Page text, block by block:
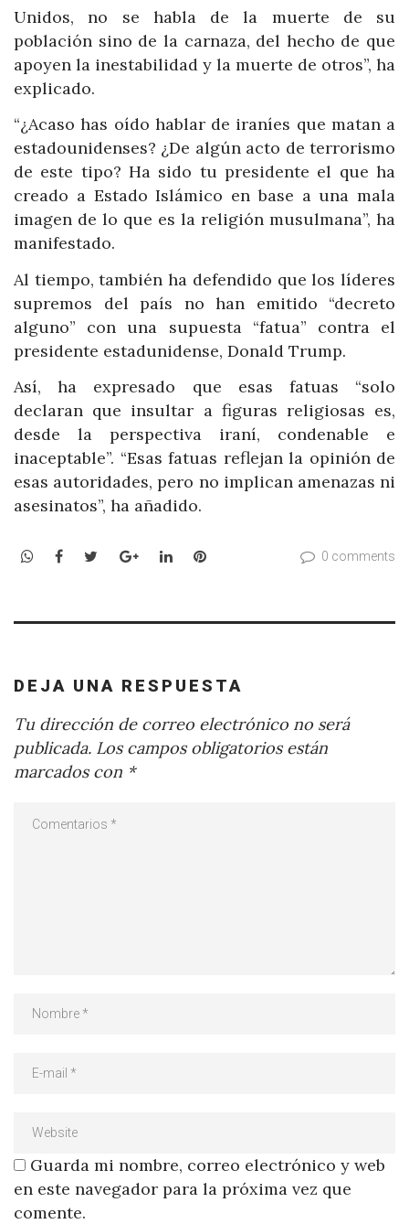
Unidos, no se habla de la muerte de su
población sino de la carnaza, del hecho de que
apoyen la inestabilidad y la muerte de otros”, ha
explicado.
“¿Acaso has oído hablar de iraníes que matan a
estadounidenses? ¿De algún acto de terrorismo
de este tipo? Ha sido tu presidente el que ha
creado a Estado Islámico en base a una mala
imagen de lo que es la religión musulmana”, ha
manifestado.
Al tiempo, también ha defendido que los líderes
supremos del país no han emitido “decreto
alguno” con una supuesta “fatua” contra el
presidente estadunidense, Donald Trump.
Así, ha expresado que esas fatuas “solo
declaran que insultar a figuras religiosas es,
desde la perspectiva iraní, condenable e
inaceptable”. “Esas fatuas reflejan la opinión de
esas autoridades, pero no implican amenazas ni
asesinatos”, ha añadido.
WhatsApp
Facebook
TwitterGoogle+LinkedInPinterest 0 comments
DEJA UNA RESPUESTA
Tu dirección de correo electrónico no será
publicada. Los campos obligatorios están
marcados con *
Guarda mi nombre, correo electrónico y web
en este navegador para la próxima vez que
comente.